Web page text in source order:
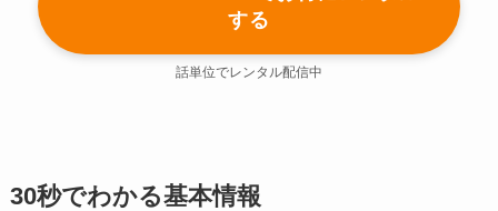
する
話単位でレンタル配信中
30秒でわかる基本情報